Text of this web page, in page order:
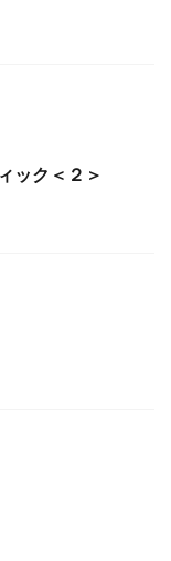
ック＜２＞